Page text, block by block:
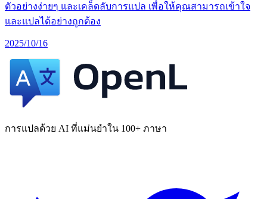
ตัวอย่างง่ายๆ และเคล็ดลับการแปล เพื่อให้คุณสามารถเข้าใจ
และแปลได้อย่างถูกต้อง
2025/10/16
การแปลด้วย AI ที่แม่นยำใน 100+ ภาษา